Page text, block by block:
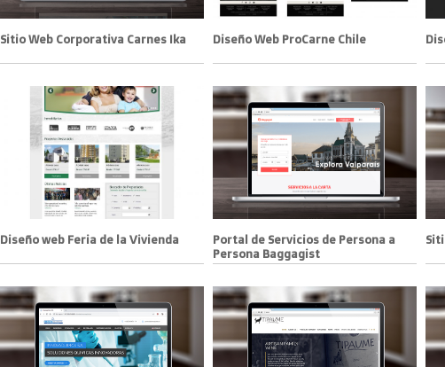
Sitio Web Corporativa Carnes Ika Diseño Web ProCarne Chile
Diseño web Feria de la Vivienda
Portal de Servicios de Persona a
Persona Baggagist